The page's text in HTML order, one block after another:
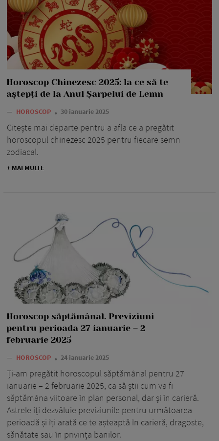
Horoscop Chinezesc 2025: la ce să te
aștepți de la Anul Șarpelui de Lemn
— HOROSCOP 30 ianuarie 2025
Citește mai departe pentru a afla ce a pregătit
horoscopul chinezesc 2025 pentru fiecare semn
zodiacal.
+ MAI MULTE
Horoscop săptămânal. Previziuni
pentru perioada 27 ianuarie – 2
februarie 2025
— HOROSCOP 24 ianuarie 2025
Ți-am pregătit horoscopul săptămânal pentru 27
ianuarie – 2 februarie 2025, ca să știi cum va fi
săptămâna viitoare în plan personal, dar și în carieră.
Astrele îți dezvăluie previziunile pentru următoarea
perioadă și îți arată ce te așteaptă în carieră, dragoste,
sănătate sau în privința banilor.